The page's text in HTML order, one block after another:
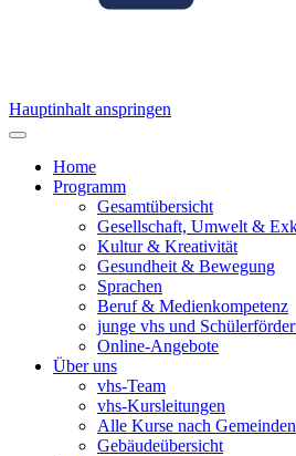
Hauptinhalt anspringen
Home
Programm
Gesamtübersicht
Gesellschaft, Umwelt &
Kultur & Kreativität
Gesundheit & Bewegung
Sprachen
Beruf & Medienkompetenz
junge vhs und
Online-Angebote
Über uns
vhs-Team
vhs-Kursleitungen
Alle Kurse nach Gemeinden
Gebäudeübersicht